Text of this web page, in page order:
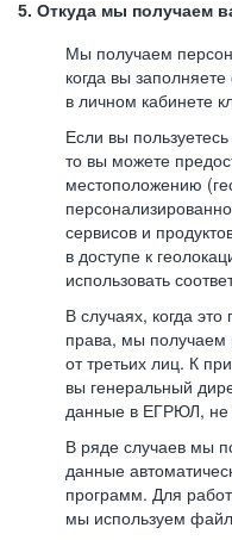
5. Откуда мы получаем
Мы получаем
когда вы
в личном кабинете
Если вы
то вы можете
местоположению
сервисов и
в доступе к
использовать
В случаях, когда
права, мы
от третьих лиц. К
вы генеральный
данные в ЕГРЮЛ, не
В ряде случаев мы
данные
программ. Для
мы используем